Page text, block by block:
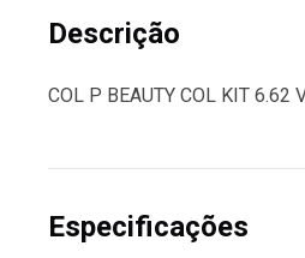
Descrição
COL P BEAUTY COL KIT 6.62
Especificações